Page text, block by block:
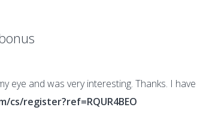
eye and was very interesting. Thanks. I
cs/register?ref=RQUR4BEO